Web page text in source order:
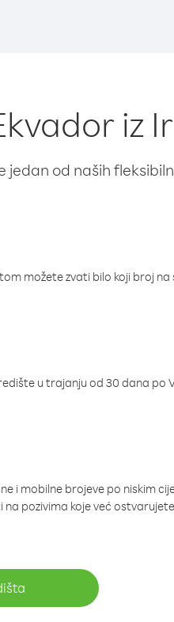
iz
od naših
možete zvati bilo koji broj
u trajanju od 30 dana po
i mobilne brojeve po niskim
pozivima koje već ostvarujete